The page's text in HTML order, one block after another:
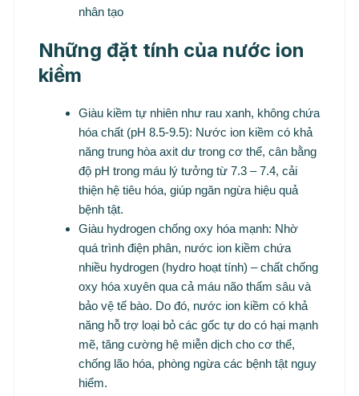
nhân tạo
Những đặt tính của nước ion
kiềm
Giàu kiềm tự nhiên như rau xanh, không chứa
hóa chất (pH 8.5-9.5): Nước ion kiềm có khả
năng trung hòa axit dư trong cơ thể, cân bằng
độ pH trong máu lý tưởng từ 7.3 – 7.4, cải
thiện hệ tiêu hóa, giúp ngăn ngừa hiệu quả
bệnh tật.
Giàu hydrogen chống oxy hóa mạnh: Nhờ
quá trình điện phân, nước ion kiềm chứa
nhiều hydrogen (hydro hoạt tính) – chất chống
oxy hóa xuyên qua cả máu não thấm sâu và
bảo vệ tế bào. Do đó, nước ion kiềm có khả
năng hỗ trợ loại bỏ các gốc tự do có hại mạnh
mẽ, tăng cường hệ miễn dịch cho cơ thể,
chống lão hóa, phòng ngừa các bệnh tật nguy
hiểm.